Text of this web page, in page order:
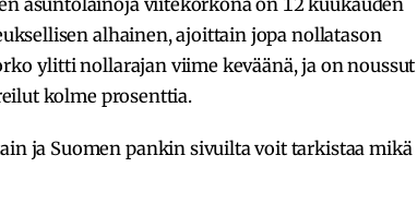
alhainen, ajoittain jopa nollatason
ylitti nollarajan viime keväänä, ja on noussut
kolme prosenttia.
ja Suomen pankin sivuilta voit tarkistaa mikä